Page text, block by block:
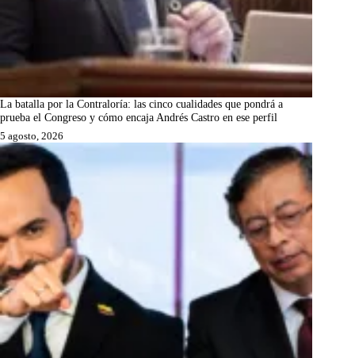
La batalla por la Contraloría: las cinco cualidades que pondrá a
prueba el Congreso y cómo encaja Andrés Castro en ese perfil
5 agosto, 2026